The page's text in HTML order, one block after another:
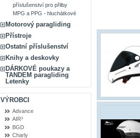
příslušenství pro přilby
MPG a PPG - hluchátkové
Motorový paragliding
Přístroje
Ostatní příslušenství
Knihy a deskovky
DÁRKOVÉ poukazy a
TANDEM paragliding
Letenky
VÝROBCI
Advance
AIR³
BGD
Charly